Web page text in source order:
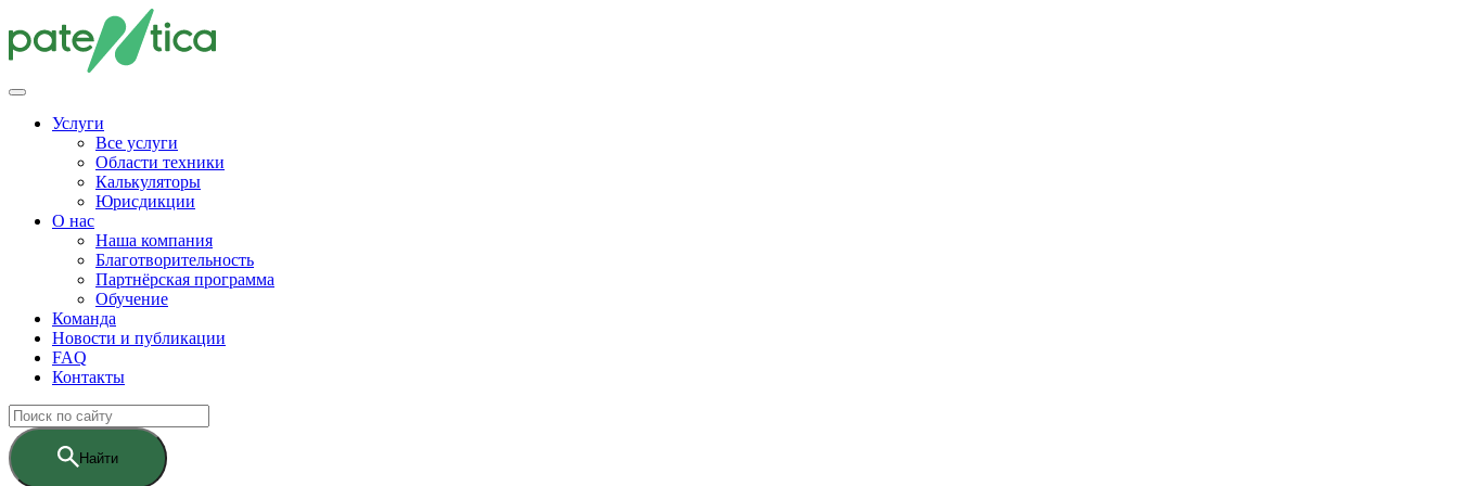
Услуги
Все услуги
Области техники
Калькуляторы
Юрисдикции
О нас
Наша компания
Благотворительность
Партнёрская программа
Обучение
Команда
Новости и публикации
FAQ
Контакты
Найти